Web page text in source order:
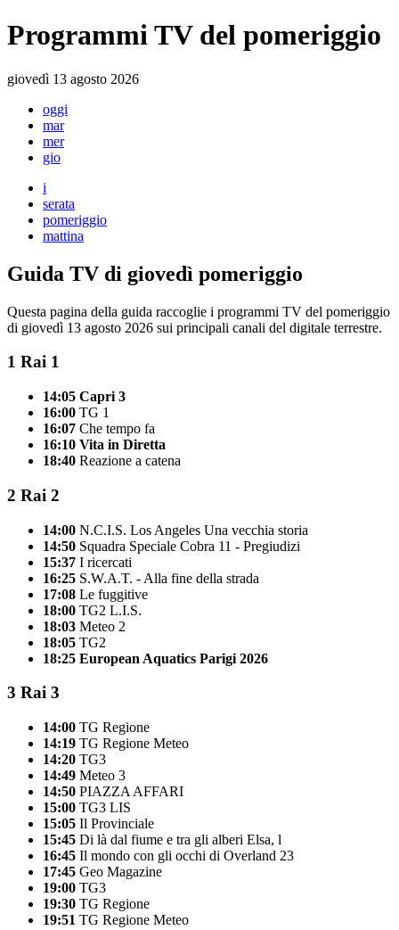
Programmi TV del pomeriggio
giovedì 13 agosto 2026
oggi
mar
mer
gio
i
serata
pomeriggio
mattina
Guida TV di giovedì pomeriggio
Questa pagina della guida raccoglie i programmi TV del pomeriggio
di giovedì 13 agosto 2026 sui principali canali del digitale terrestre.
1 Rai 1
14:05 Capri 3
16:00 TG 1
16:07 Che tempo fa
16:10 Vita in Diretta
18:40 Reazione a catena
2 Rai 2
14:00 N.C.I.S. Los Angeles Una vecchia storia
14:50 Squadra Speciale Cobra 11 - Pregiudizi
15:37 I ricercati
16:25 S.W.A.T. - Alla fine della strada
17:08 Le fuggitive
18:00 TG2 L.I.S.
18:03 Meteo 2
18:05 TG2
18:25 European Aquatics Parigi 2026
3 Rai 3
14:00 TG Regione
14:19 TG Regione Meteo
14:20 TG3
14:49 Meteo 3
14:50 PIAZZA AFFARI
15:00 TG3 LIS
15:05 Il Provinciale
15:45 Di là dal fiume e tra gli alberi Elsa, l
16:45 Il mondo con gli occhi di Overland 23
17:45 Geo Magazine
19:00 TG3
19:30 TG Regione
19:51 TG Regione Meteo